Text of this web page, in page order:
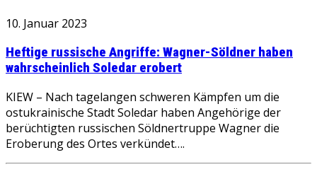
10. Januar 2023
Heftige russische Angriffe: Wagner-Söldner haben
wahrscheinlich Soledar erobert
KIEW – Nach tagelangen schweren Kämpfen um die
ostukrainische Stadt Soledar haben Angehörige der
berüchtigten russischen Söldnertruppe Wagner die
Eroberung des Ortes verkündet….